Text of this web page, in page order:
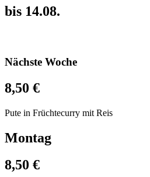
bis 14.08.
Nächste Woche
8,50 €
Pute in Früchtecurry mit Reis
Montag
8,50 €